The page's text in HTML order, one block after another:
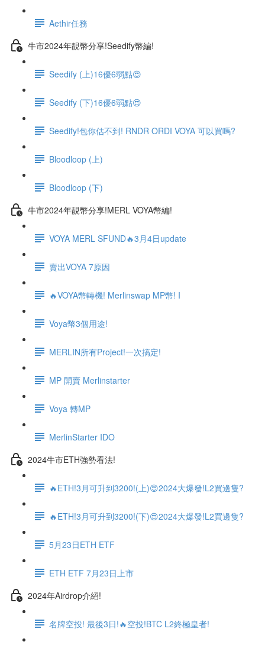
Aethir任務
牛市2024年靚幣分享!Seedify幣編!
Seedify (上)16優6弱點😍
Seedify (下)16優6弱點😍
Seedify!包你估不到! RNDR ORDI VOYA 可以買嗎?
Bloodloop (上)
Bloodloop (下)
牛市2024年靚幣分享!MERL VOYA幣編!
VOYA MERL SFUND🔥3月4日update
賣出VOYA 7原因
🔥VOYA幣轉機! Merlinswap MP幣! I
Voya幣3個用途!
MERLIN所有Project!一次搞定!
MP 開賣 Merlinstarter
Voya 轉MP
MerlinStarter IDO
2024牛市ETH強勢看法!
🔥ETH!3月可升到3200!(上)😍2024大爆發!L2買邊隻?
🔥ETH!3月可升到3200!(下)😍2024大爆發!L2買邊隻?
5月23日ETH ETF
ETH ETF 7月23日上市
2024年Airdrop介紹!
名牌空投! 最後3日!🔥空投!BTC L2終極皇者!